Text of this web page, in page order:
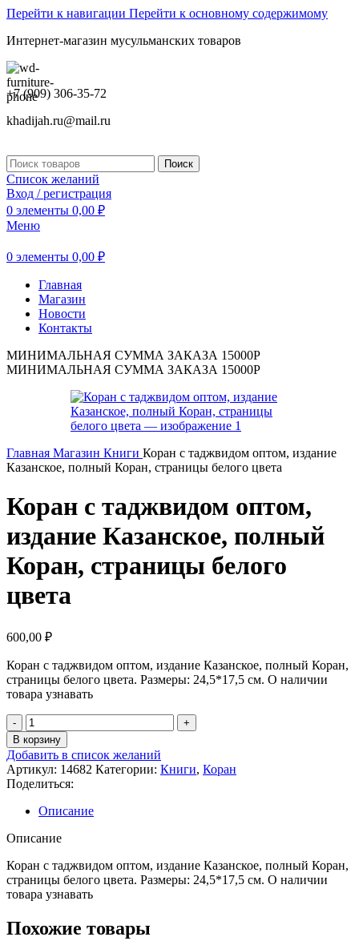
Перейти к навигации Перейти к основному содержимому
Интернет-магазин мусульманских товаров
+7 (909) 306-35-72
khadijah.ru@mail.ru
Поиск
Список желаний
Вход / регистрация
0 элементы 0,00 ₽
Меню
0 элементы 0,00 ₽
Главная
Магазин
Новости
Контакты
МИНИМАЛЬНАЯ СУММА ЗАКАЗА 15000Р
МИНИМАЛЬНАЯ СУММА ЗАКАЗА 15000Р
Главная Магазин Книги Коран с таджвидом оптом, издание
Казанское, полный Коран, страницы белого цвета
Коран с таджвидом оптом,
издание Казанское, полный
Коран, страницы белого
цвета
600,00 ₽
Коран с таджвидом оптом, издание Казанское, полный Коран,
страницы белого цвета. Размеры: 24,5*17,5 см. О наличии
товара узнавать
Количество
товара
Коран
с
таджвидом
оптом,
издание
Казанское,
полный
страницы
белого
цвета
В корзину
Добавить в список желаний
Артикул: 14682 Категории: Книги, Коран
Поделиться:
Описание
Описание
Коран с таджвидом оптом, издание Казанское, полный Коран,
страницы белого цвета. Размеры: 24,5*17,5 см. О наличии
товара узнавать
Похожие товары